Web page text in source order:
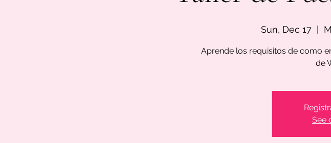
Sun, Dec 17
Aprende los requisitos de como
de
See